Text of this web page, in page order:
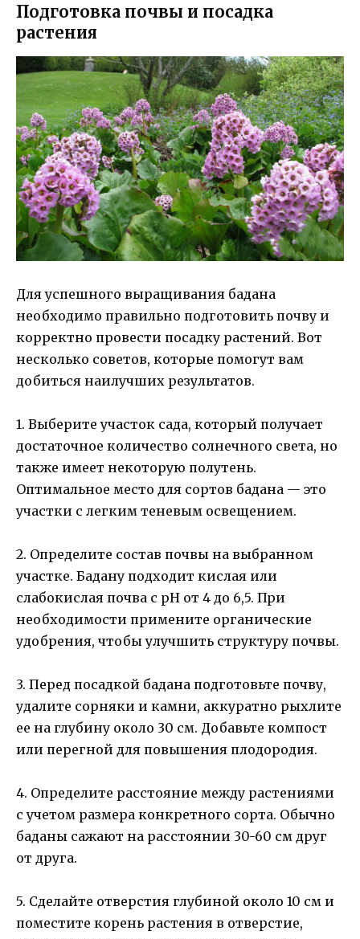
Подготовка почвы и посадка
растения
Для успешного выращивания бадана
необходимо правильно подготовить почву и
корректно провести посадку растений. Вот
несколько советов, которые помогут вам
добиться наилучших результатов.
1. Выберите участок сада, который получает
достаточное количество солнечного света, но
также имеет некоторую полутень.
Оптимальное место для сортов бадана — это
участки с легким теневым освещением.
2. Определите состав почвы на выбранном
участке. Бадану подходит кислая или
слабокислая почва с pH от 4 до 6,5. При
необходимости примените органические
удобрения, чтобы улучшить структуру почвы.
3. Перед посадкой бадана подготовьте почву,
удалите сорняки и камни, аккуратно рыхлите
ее на глубину около 30 см. Добавьте компост
или перегной для повышения плодородия.
4. Определите расстояние между растениями
с учетом размера конкретного сорта. Обычно
баданы сажают на расстоянии 30-60 см друг
от друга.
5. Сделайте отверстия глубиной около 10 см и
поместите корень растения в отверстие,